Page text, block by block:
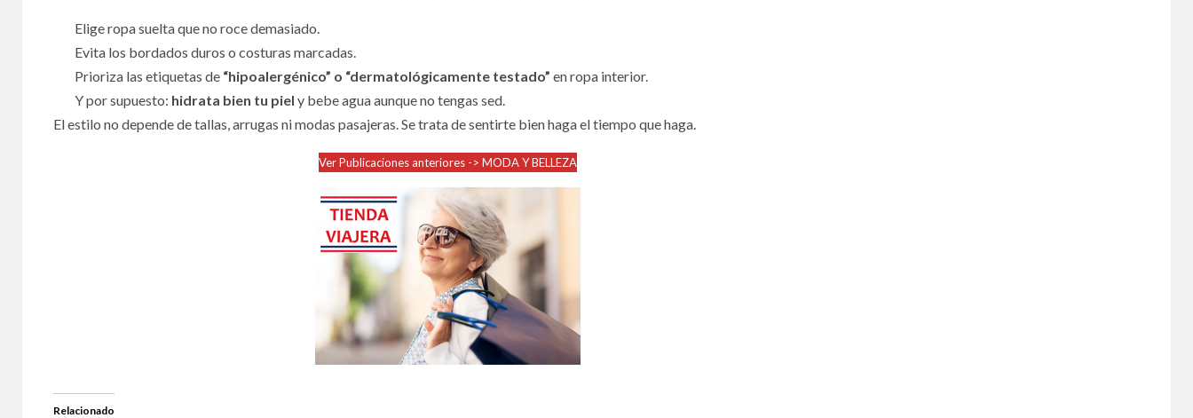
Elige ropa suelta que no roce demasiado.
Evita los bordados duros o costuras marcadas.
Prioriza las etiquetas de “hipoalergénico” o “dermatológicamente testado” en ropa interior.
Y por supuesto: hidrata bien tu piel y bebe agua aunque no tengas sed.
El estilo no depende de tallas, arrugas ni modas pasajeras. Se trata de sentirte bien haga el tiempo que haga.
Ver Publicaciones anteriores -> MODA Y BELLEZA
Relacionado